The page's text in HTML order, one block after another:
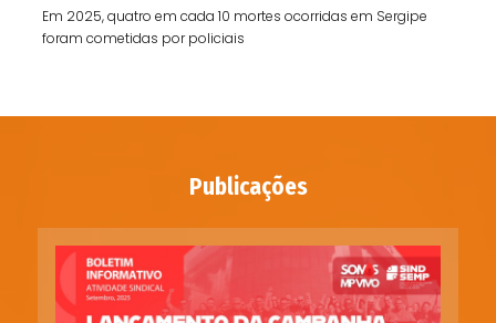
Em 2025, quatro em cada 10 mortes ocorridas em Sergipe
foram cometidas por policiais
Publicações